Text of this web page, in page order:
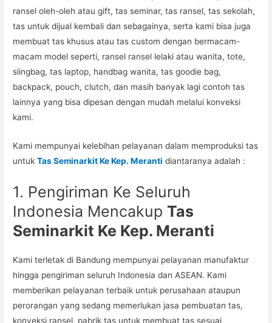
ransel oleh-oleh atau gift, tas seminar, tas ransel, tas sekolah,
tas untuk dijual kembali dan sebagainya, serta kami bisa juga
membuat tas khusus atau tas custom dengan bermacam-
macam model seperti, ransel ransel lelaki atau wanita, tote,
slingbag, tas laptop, handbag wanita, tas goodie bag,
backpack, pouch, clutch, dan masih banyak lagi contoh tas
lainnya yang bisa dipesan dengan mudah melalui konveksi
kami.
Kami mempunyai kelebihan pelayanan dalam memproduksi tas
untukTas Seminarkit Ke Kep. Meranti diantaranya adalah :
1. Pengiriman Ke Seluruh
Indonesia MencakupTas
Seminarkit Ke Kep. Meranti
Kami terletak di Bandung mempunyai pelayanan manufaktur
hingga pengiriman seluruh Indonesia dan ASEAN. Kami
memberikan pelayanan terbaik untuk perusahaan ataupun
perorangan yang sedang memerlukan jasa pembuatan tas,
konveksi ransel, pabrik tas untuk membuat tas sesuai